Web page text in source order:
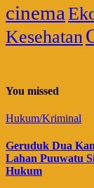
cinema
Kesehatan
You missed
Hukum/Kriminal
Geruduk Dua
Lahan Puuwatu
Hukum